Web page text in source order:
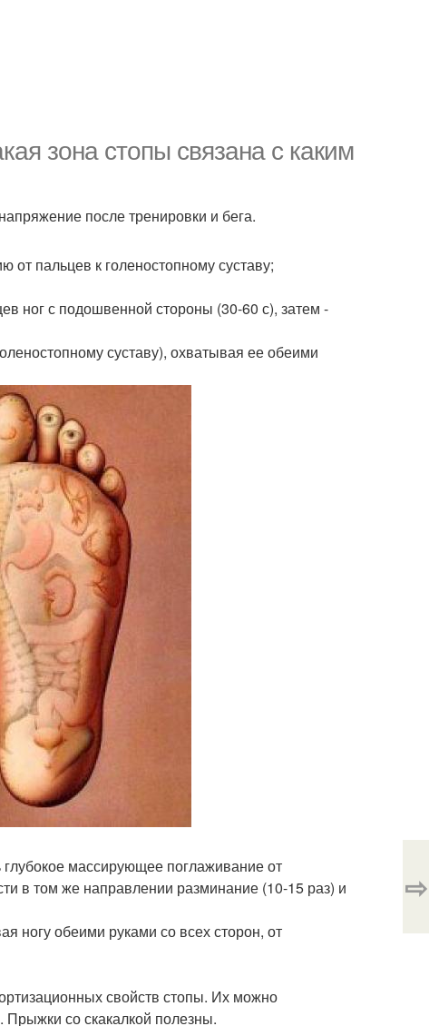
зона стопы связана с каким
после тренировки и бега.
пальцев к голеностопному суставу;
ног с подошвенной стороны (30-60 с), затем -
суставу), охватывая ее обеими
массирующее поглаживание от
в том же направлении разминание (10-15 раз) и
ногу обеими руками со всех сторон, от
свойств стопы. Их можно
Прыжки со скакалкой полезны.
⇨